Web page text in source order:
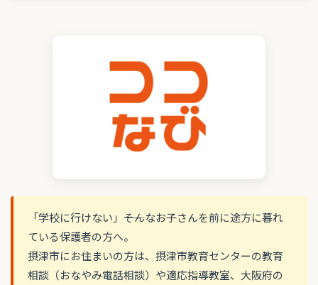
「学校に行けない」――そんなお子さんを前に途方に暮れ
ている保護者の方へ。
摂津市にお住まいの方は、摂津市教育センターの教育
相談（おなやみ電話相談）や適応指導教室、大阪府の